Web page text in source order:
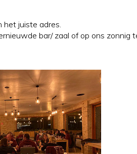
het juiste adres.
bar/ zaal of op ons zonnig